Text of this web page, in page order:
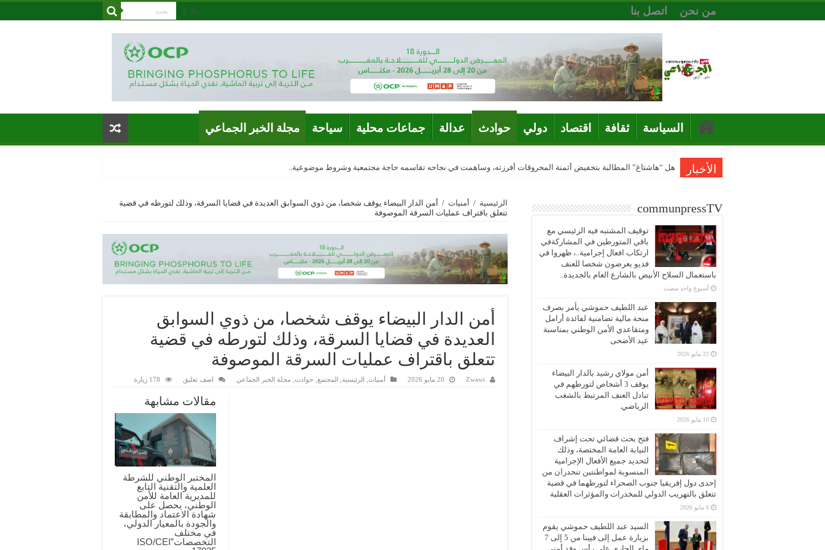
من نحن اتصل بنا
السياسة ثقافة اقتصاد دولي حوادث عدالة جماعات محلية سياحة مجلة الخبر الجماعي
الأخبار هل “هاشتاغ” المطالبة بتخفيض أثمنة المحروقات أفرزته، وساهمت في نجاحه تقاسمه حاجة مجتمعية وشروط موضوعية..
الرئيسية / أمنيات / أمن الدار البيضاء يوقف شخصا، من ذوي السوابق العديدة في قضايا السرقة، وذلك لتورطه في قضية
تتعلق باقتراف عمليات السرقة الموصوفة
أمن الدار البيضاء يوقف شخصا، من ذوي السوابق
العديدة في قضايا السرقة، وذلك لتورطه في قضية
تتعلق باقتراف عمليات السرقة الموصوفة
Zwawi 20 مايو 2026 أمنيات الرئيسية المجتمع حوادث مجلة الخبر الجماعي اضف تعليق 178 زيارة
مقالات مشابهة
المختبر الوطني للشرطة
العلمية والتقنية التابع
للمديرية العامة للأمن
الوطني، يحصل على
شهادة الاعتماد والمطابقة
والجودة بالمعيار الدولي،
في مختلف
التخصصات”ISO/CEI
communpressTV
توقيف المشتبه فيه الرئيسي مع
باقي المتورطين في المشاركةفي
ارتكاب افعال إجرامية..، ظهروا في
فديو يعرضون شخصا للعنف
باستعمال السلاح الأبيض بالشارع العام بالجديدة..
‏أسبوع واحد مضت
عبد اللطيف حموشي يأمر بصرف
منحة مالية تضامنية لفائدة أرامل
ومتقاعدي الأمن الوطني بمناسبة
عيد الأضحى
22 مايو 2026
أمن مولاي رشيد بالدار البيضاء
يوقف 3 أشخاص لتورطهم في
تبادل العنف المرتبط بالشغب
الرياضي.
10 مايو 2026
فتح بحث قضائي تحت إشراف
النيابة العامة المختصة، وذلك
لتحديد جميع الأفعال الإجرامية
المنسوبة لمواطنتين تنحدران من
إحدى دول إفريقيا جنوب الصحراء لتورطهما في قضية
تتعلق بالتهريب الدولي للمخدرات والمؤثرات العقلية
6 مايو 2026
السيد عبد اللطيف حموشي يقوم
بزيارة عمل إلى فيينا من 5 إلى 7